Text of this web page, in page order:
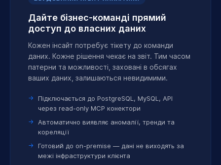
Дайте бізнес-команді прямий
доступ до власних даних
Кожен інсайт потребує тікету до команди
даних. Кожне рішення чекає на звіт. Тим часом
патерни та можливості, заховані в обсягах
ваших даних, залишаються невидимими.
Підключається до PostgreSQL, MySQL, API
через read-only MCP конектори
Автоматично виявляє аномалії, тренди та
кореляції
Готовий до on-premise — дані не виходять за
межі інфраструктури клієнта